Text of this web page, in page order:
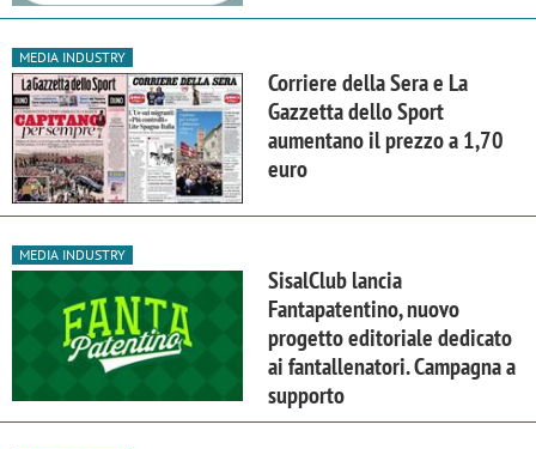
MEDIA INDUSTRY
Corriere della Sera e La
Gazzetta dello Sport
aumentano il prezzo a 1,70
euro
MEDIA INDUSTRY
SisalClub lancia
Fantapatentino, nuovo
progetto editoriale dedicato
ai fantallenatori. Campagna a
supporto